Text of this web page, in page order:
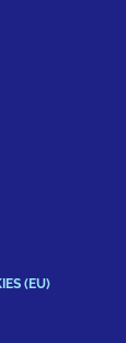
(EU)